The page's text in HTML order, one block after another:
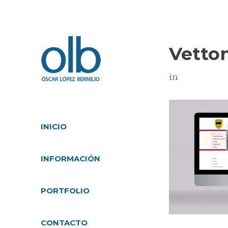
INICIO
INFORMACIÓN
PORTFOLIO
CONTACTO
in